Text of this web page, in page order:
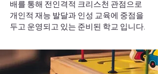
배를 통해 전인격적 크리스천 관점으로
개인적 재능 발달과 인성 교육에 중점을
두고 운영되고 있는 준비된 학교 입니다.